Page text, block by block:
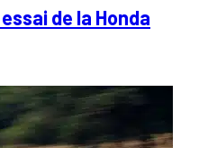
de la Honda